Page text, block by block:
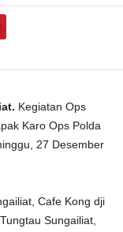
Kegiatan Ops
Karo Ops Polda
27 Desember
Cafe Kong dji
Sungailiat,